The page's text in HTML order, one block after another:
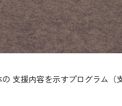
支援内容を示すプログラム（